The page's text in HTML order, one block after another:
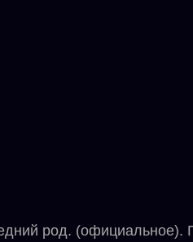
род. (официальное).